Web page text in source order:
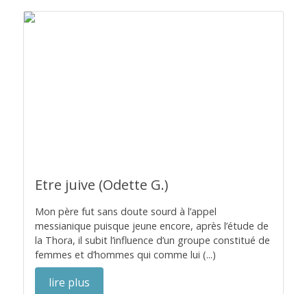
Etre juive (Odette G.)
Mon père fut sans doute sourd à l’appel
messianique puisque jeune encore, après l’étude de
la Thora, il subit l’influence d’un groupe constitué de
femmes et d’hommes qui comme lui (...)
lire plus